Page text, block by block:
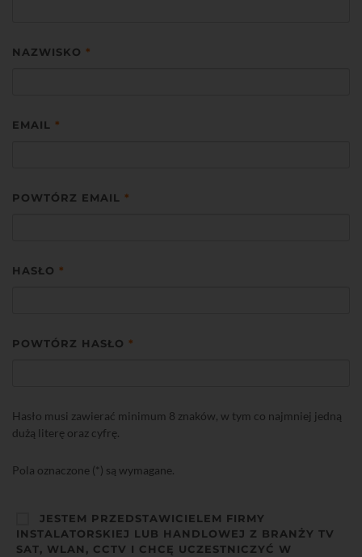
NAZWISKO *
EMAIL *
POWTÓRZ EMAIL *
HASŁO *
POWTÓRZ HASŁO *
Hasło musi zawierać minimum 8 znaków, w tym co najmniej jedną
dużą literę oraz cyfrę.
Pola oznaczone (*) są wymagane.
JESTEM PRZEDSTAWICIELEM FIRMY
INSTALATORSKIEJ LUB HANDLOWEJ Z BRANŻY TV
SAT, WLAN, CCTV I CHCĘ UCZESTNICZYĆ W